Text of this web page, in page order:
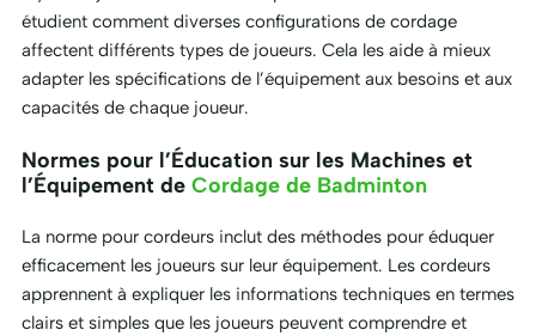
étudient comment diverses configurations de cordage
affectent différents types de joueurs. Cela les aide à mieux
adapter les spécifications de l’équipement aux besoins et aux
capacités de chaque joueur.
Normes pour l’Éducation sur les Machines et
l’Équipement de Cordage de Badminton
La norme pour cordeurs inclut des méthodes pour éduquer
efficacement les joueurs sur leur équipement. Les cordeurs
apprennent à expliquer les informations techniques en termes
clairs et simples que les joueurs peuvent comprendre et